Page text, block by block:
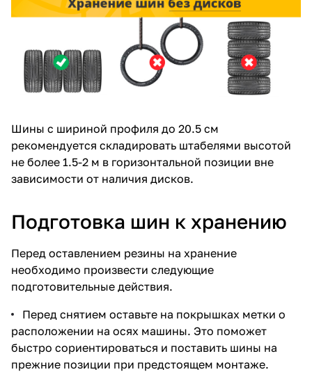
Шины с шириной профиля до 20.5 см
рекомендуется складировать штабелями высотой
не более 1.5-2 м в горизонтальной позиции вне
зависимости от наличия дисков.
Подготовка шин к хранению
Перед оставлением резины на хранение
необходимо произвести следующие
подготовительные действия.
Перед снятием оставьте на покрышках метки о
расположении на осях машины. Это поможет
быстро сориентироваться и поставить шины на
прежние позиции при предстоящем монтаже.